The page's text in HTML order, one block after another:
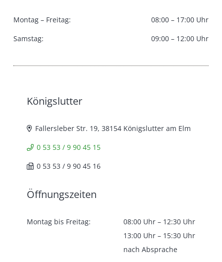
Montag – Freitag:
08:00 – 17:00 Uhr
Samstag:
09:00 – 12:00 Uhr
Königslutter
Fallersleber Str. 19, 38154 Königslutter am Elm
0 53 53 / 9 90 45 15
0 53 53 / 9 90 45 16
Öffnungszeiten
Montag bis Freitag:
08:00 Uhr – 12:30 Uhr
13:00 Uhr – 15:30 Uhr
nach Absprache